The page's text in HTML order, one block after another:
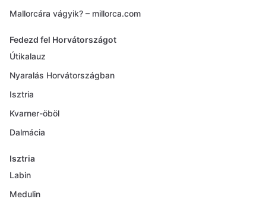
Mallorcára vágyik? – millorca.com
Fedezd fel Horvátországot
Útikalauz
Nyaralás Horvátországban
Isztria
Kvarner-öböl
Dalmácia
Isztria
Labin
Medulin